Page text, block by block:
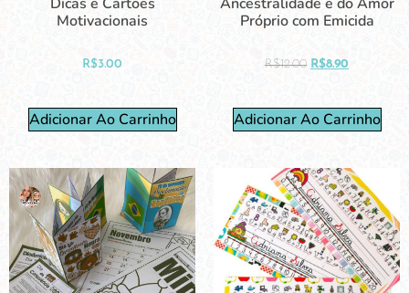
Dicas e Cartões
Motivacionais
R$3.00
Adicionar Ao Carrinho
Ancestralidade e do Amor
Próprio com Emicida
R$12.00 R$8.90
Adicionar Ao Carrinho